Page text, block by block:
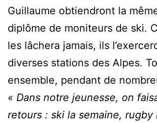
Guillaume obtiendront la
diplôme de moniteurs de ski.
les lâchera jamais, ils
diverses stations des Alpes.
ensemble, pendant de
« Dans notre jeunesse, on
retours : ski la semaine, rugby